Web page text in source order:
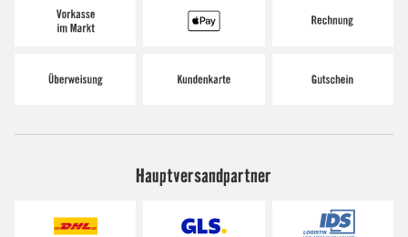
Hauptversandpartner